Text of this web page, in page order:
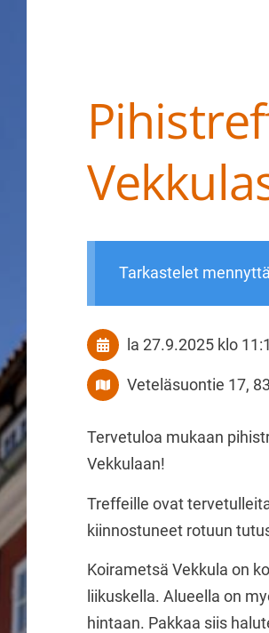
Tanskalais-
Tarkastelet
la 27.9.2025 klo
Veteläsuontie 17,
Tervetuloa mukaan
Vekkulaan!
Treffeille ovat
kiinnostuneet rotuun
Koirametsä Vekkula on
liikuskella. Alueella on
hintaan. Pakkaa siis